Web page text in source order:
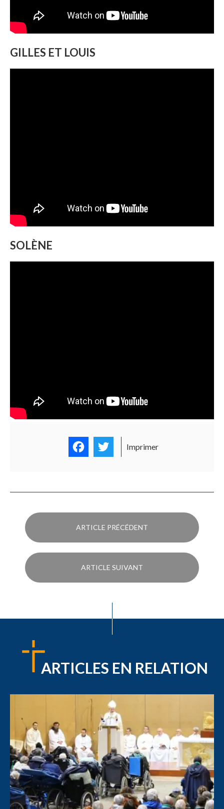
GILLES ET LOUIS
SOLÈNE
FacebookTwitter
Imprimer
ARTICLE PRÉCÉDENT
ARTICLE SUIVANT
ARTICLES EN RELATION